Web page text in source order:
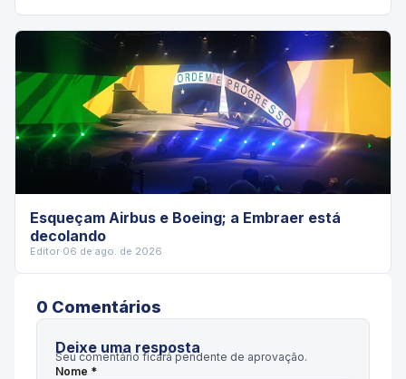
Esqueçam Airbus e Boeing; a Embraer está
decolando
Editor·06 de ago. de 2026
0 Comentários
Deixe uma resposta
Seu comentário ficará pendente de aprovação.
Nome *